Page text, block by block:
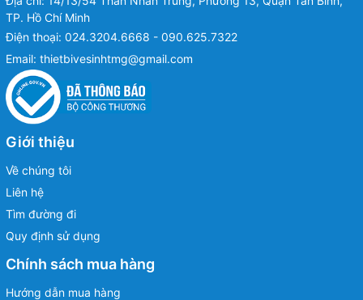
TP. Hồ Chí Minh
Điện thoại: 024.3204.6668 - 090.625.7322
Email: thietbivesinhtmg@gmail.com
Giới thiệu
Về chúng tôi
Liên hệ
Tìm đường đi
Quy định sử dụng
Chính sách mua hàng
Hướng dẫn mua hàng